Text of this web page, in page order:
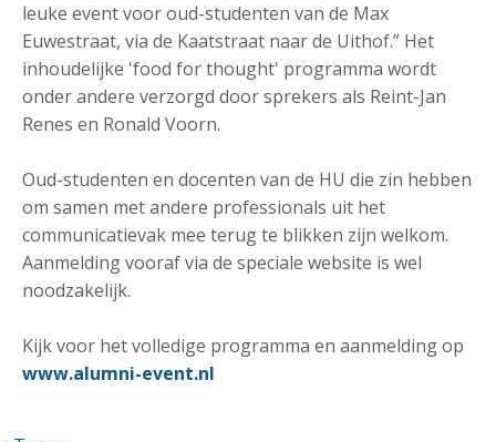
leuke event voor oud-studenten van de Max
Euwestraat, via de Kaatstraat naar de Uithof.” Het
inhoudelijke 'food for thought' programma wordt
onder andere verzorgd door sprekers als Reint-Jan
Renes en Ronald Voorn.
Oud-studenten en docenten van de HU die zin hebben
om samen met andere professionals uit het
communicatievak mee terug te blikken zijn welkom.
Aanmelding vooraf via de speciale website is wel
noodzakelijk.
Kijk voor het volledige programma en aanmelding op
www.alumni-event.nl